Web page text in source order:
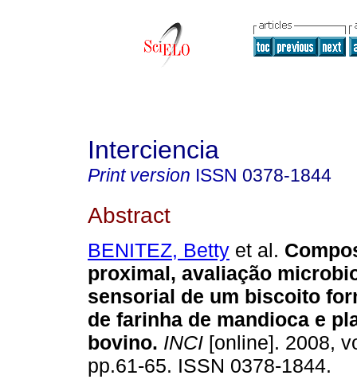
Interciencia
Print version ISSN 0378-1844
Abstract
BENITEZ, Betty et al.
proximal, avaliação
sensorial de um biscoito
de farinha de mandioca e
bovino. INCI [online]. 2008,
pp.61-65. ISSN 0378-1844.